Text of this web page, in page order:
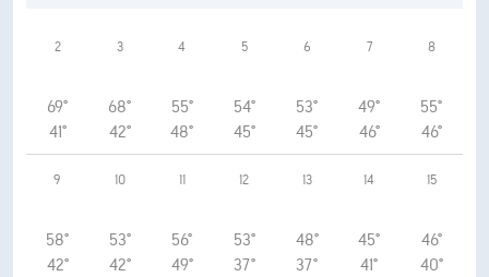
2
69°
41°
3
68°
42°
4
55°
48°
5
54°
45°
6
53°
45°
7
49°
46°
8
55°
46°
9
58°
42°
10
53°
42°
11
56°
49°
12
53°
37°
13
48°
37°
14
45°
41°
15
46°
40°